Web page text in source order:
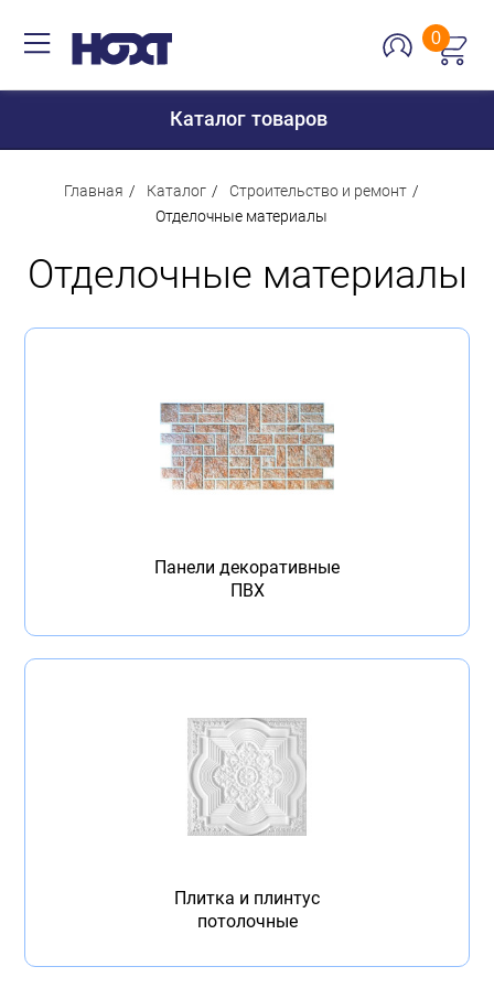
0
Каталог товаров
Для дома
Для кухни
Сантехника
Строительство и ремонт
Обувь для дома и дачи
Главная Каталог
Строительство и ремонт
Отделочные материалы
Отделочные материалы
Панели декоративные
ПВХ
Плитка и плинтус
потолочные